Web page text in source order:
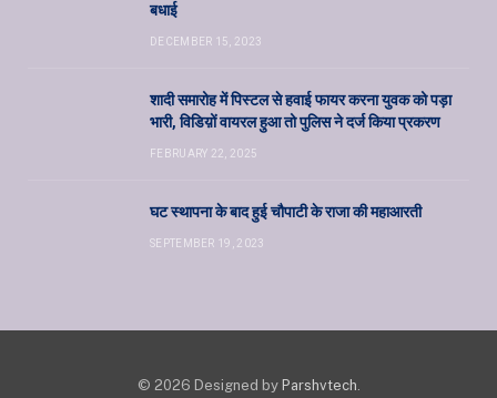
बधाई
DECEMBER 15, 2023
शादी समारोह में पिस्टल से हवाई फायर करना युवक को पड़ा
भारी, विडिय़ों वायरल हुआ तो पुलिस ने दर्ज किया प्रकरण
FEBRUARY 22, 2025
घट स्थापना के बाद हुई चौपाटी के राजा की महाआरती
SEPTEMBER 19, 2023
© 2026 Designed by Parshvtech.